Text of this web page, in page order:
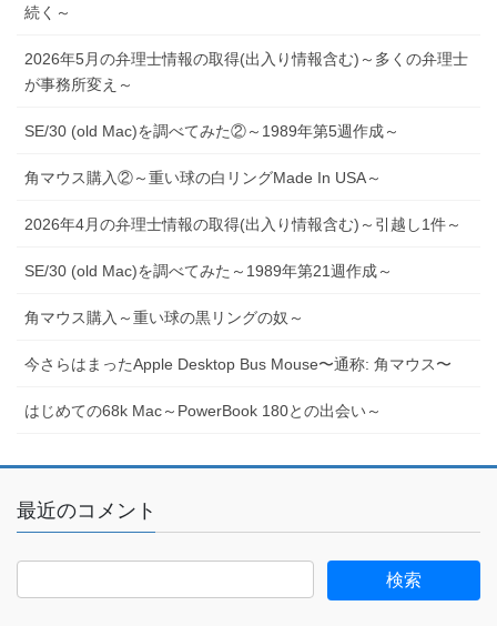
続く～
2026年5月の弁理士情報の取得(出入り情報含む)～多くの弁理士
が事務所変え～
SE/30 (old Mac)を調べてみた②～1989年第5週作成～
角マウス購入②～重い球の白リングMade In USA～
2026年4月の弁理士情報の取得(出入り情報含む)～引越し1件～
SE/30 (old Mac)を調べてみた～1989年第21週作成～
角マウス購入～重い球の黒リングの奴～
今さらはまったApple Desktop Bus Mouse〜通称: 角マウス〜
はじめての68k Mac～PowerBook 180との出会い～
最近のコメント